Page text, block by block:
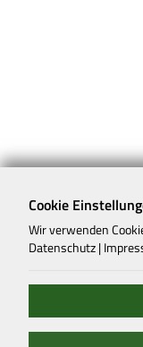
Cookie
Wir verwenden
Datenschutz |